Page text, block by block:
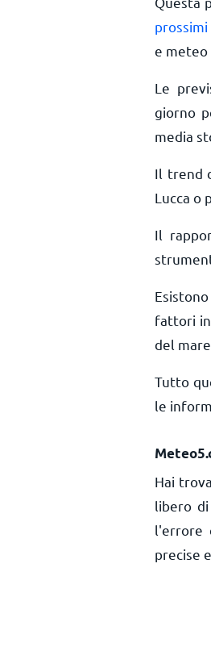
e meteo
Le
giorno
media
Il trend
Lucca o
Il
fattori
del
Tutto
le
Hai
libero
l'errore
precise